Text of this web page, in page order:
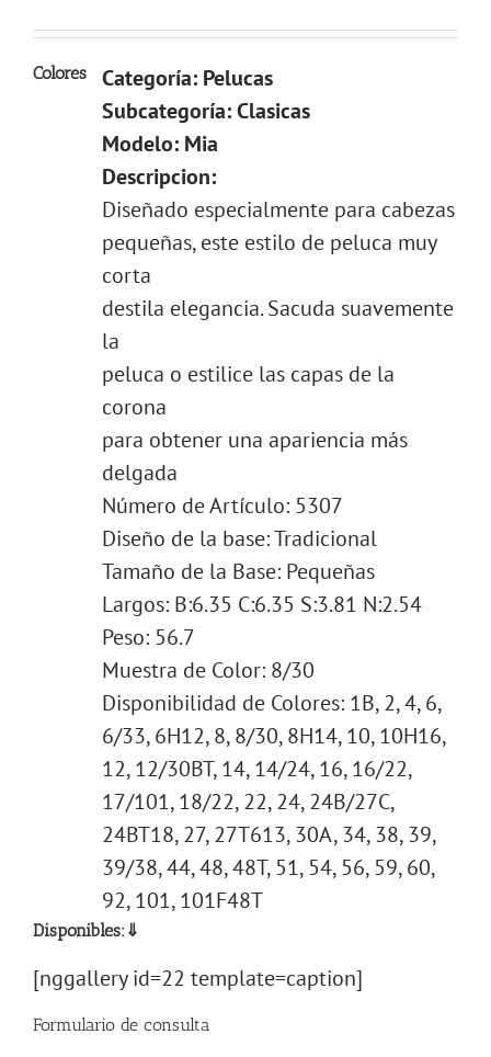
Categoría: Pelucas
Subcategoría: Clasicas
Modelo: Mia
Descripcion:
Diseñado especialmente para cabezas
pequeñas, este estilo de peluca muy
corta
destila elegancia. Sacuda suavemente
la
peluca o estilice las capas de la
corona
para obtener una apariencia más
delgada
Número de Artículo: 5307
Diseño de la base: Tradicional
Tamaño de la Base: Pequeñas
Largos: B:6.35 C:6.35 S:3.81 N:2.54
Peso: 56.7
Muestra de Color: 8/30
Disponibilidad de Colores: 1B, 2, 4, 6,
6/33, 6H12, 8, 8/30, 8H14, 10, 10H16,
12, 12/30BT, 14, 14/24, 16, 16/22,
17/101, 18/22, 22, 24, 24B/27C,
24BT18, 27, 27T613, 30A, 34, 38, 39,
39/38, 44, 48, 48T, 51, 54, 56, 59, 60,
92, 101, 101F48T
Colores
Disponibles:⇓
[nggallery id=22 template=caption]
Formulario de consulta